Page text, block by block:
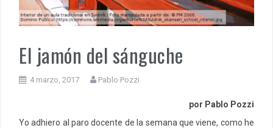
El jamón del sánguche
4 marzo, 2017 Pablo Pozzi
por Pablo Pozzi
Yo adhiero al paro docente de la semana que viene, como he